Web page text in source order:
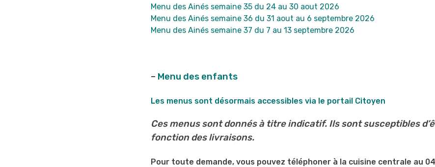
Menu des Ainés semaine 35 du 24 au 30 aout 2026
Menu des Ainés semaine 36 du 31 aout au 6 septembre 2026
Menu des Ainés semaine 37 du 7 au 13 septembre 2026
– Menu des enfants
Les menus sont désormais accessibles via le portail Citoyen
Ces menus sont donnés à titre indicatif. Ils sont susceptibles
fonction des livraisons.
Pour toute demande, vous pouvez téléphoner à la cuisine centrale au